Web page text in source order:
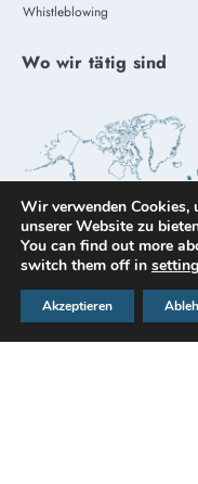
Whistleblowing
Wo wir tätig sind
Wir verwenden Cookies,
unserer Website zu
You can find out more
switch them off in
Akzeptieren